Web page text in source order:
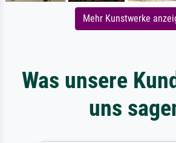
Mehr Kunstwerke
Was unsere
uns